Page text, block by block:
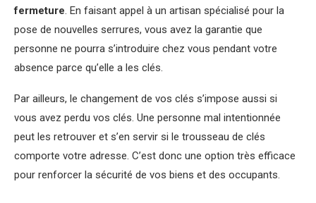
fermeture. En faisant appel à un artisan spécialisé pour la
pose de nouvelles serrures, vous avez la garantie que
personne ne pourra s’introduire chez vous pendant votre
absence parce qu’elle a les clés.
Par ailleurs, le changement de vos clés s’impose aussi si
vous avez perdu vos clés. Une personne mal intentionnée
peut les retrouver et s’en servir si le trousseau de clés
comporte votre adresse. C’est donc une option très efficace
pour renforcer la sécurité de vos biens et des occupants.